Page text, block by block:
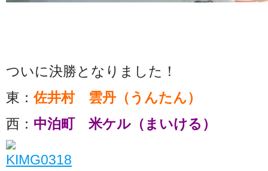
ついに決勝となりました！
東：佐井村 雲丹（うんたん）
西： 中泊町 米ケル（まいける）